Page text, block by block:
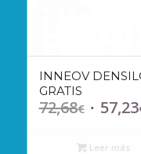
INNEOV
GRATIS
72,68€ El
original
57,23
Leer más